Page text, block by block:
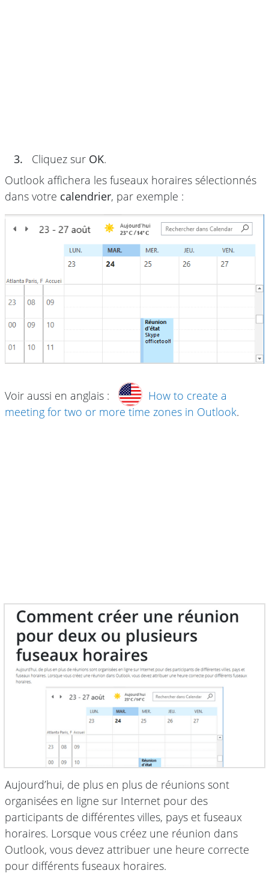
3. Cliquez sur OK.
Outlook affichera les fuseaux horaires sélectionnés
dans votre calendrier, par exemple :
Voir aussi en anglais :
How to create a
meeting for two or more time zones in Outlook.
Aujourd’hui, de plus en plus de réunions sont
organisées en ligne sur Internet pour des
participants de différentes villes, pays et fuseaux
horaires. Lorsque vous créez une réunion dans
Outlook, vous devez attribuer une heure correcte
pour différents fuseaux horaires.